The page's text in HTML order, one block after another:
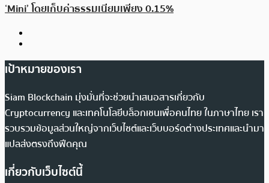
‘Mini’ โดยเก็บค่าธรรมเนียมเพียง 0.15%
เป้าหมายของเรา
Siam Blockchain มุ่งมั่นที่จะช่วยนำเสนอสารเกี่ยวกับ
Cryptocurrency และเทคโนโลยีบล็อกเชนเพื่อคนไทย ในภาษาไทย เรา
รวบรวมข้อมูลส่วนใหญ่จากเว็บไซต์และเว็บบอร์ดต่างประเทศและนำมา
แปลส่งตรงถึงฟีดคุณ
เกี่ยวกับเว็บไซต์นี้